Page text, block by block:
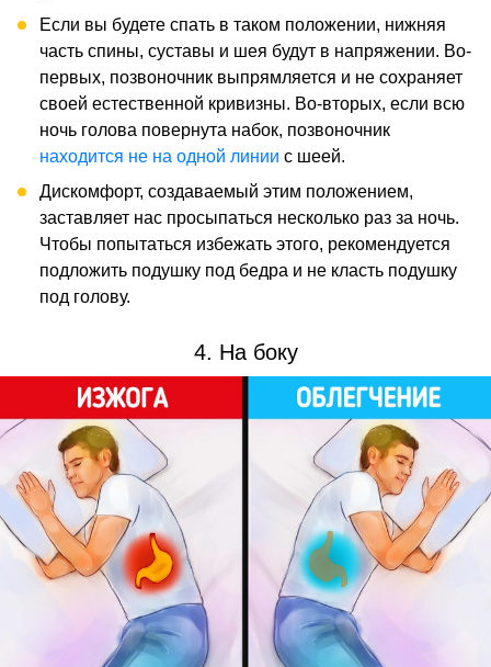
Если вы будете спать в таком положении, нижняя
часть спины, суставы и шея будут в напряжении. Во-
первых, позвоночник выпрямляется и не сохраняет
своей естественной кривизны. Во-вторых, если всю
ночь голова повернута набок, позвоночник
находится не на одной линии с шеей.
Дискомфорт, создаваемый этим положением,
заставляет нас просыпаться несколько раз за ночь.
Чтобы попытаться избежать этого, рекомендуется
подложить подушку под бедра и не класть подушку
под голову.
4. На боку